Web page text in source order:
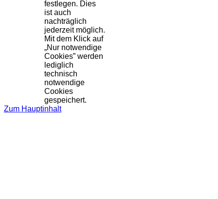
festlegen. Dies
ist auch
nachträglich
jederzeit möglich.
Mit dem Klick auf
„Nur notwendige
Cookies” werden
lediglich
technisch
notwendige
Cookies
gespeichert.
Zum Hauptinhalt